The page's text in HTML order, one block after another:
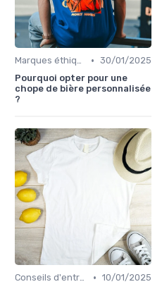
Marques éthiques • 30/01/2025
Pourquoi opter pour une
chope de bière personnalisée
?
Conseils d'entretien éco • 10/01/2025